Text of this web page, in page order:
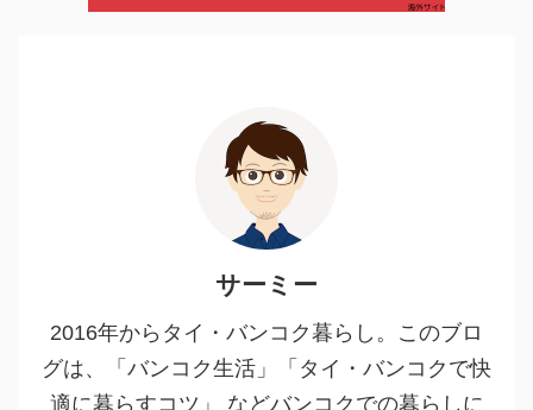
サーミー
2016年からタイ・バンコク暮らし。このブロ
グは、「バンコク生活」「タイ・バンコクで快
適に暮らすコツ」 などバンコクでの暮らしに